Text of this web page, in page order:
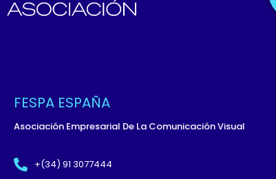
FESPA ESPAÑA
Asociación Empresarial De La Comunicación Visual
+(34) 91 3077444